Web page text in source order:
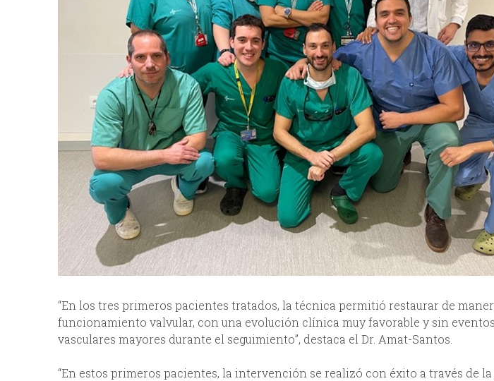
“En los tres primeros pacientes tratados, la técnica permitió restaurar de
funcionamiento valvular, con una evolución clínica muy favorable y sin
vasculares mayores durante el seguimiento”, destaca el Dr. Amat-Santos.
“En estos primeros pacientes, la intervención se realizó con éxito a través de